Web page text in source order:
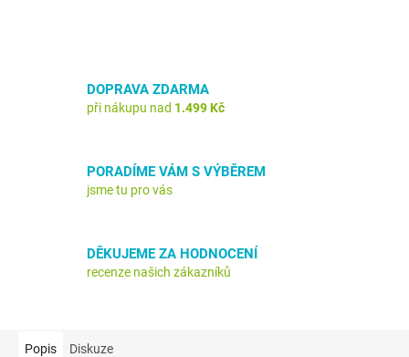
DOPRAVA ZDARMA
při nákupu nad 1.499 Kč
PORADÍME VÁM S VÝBĚREM
jsme tu pro vás
DĚKUJEME ZA HODNOCENÍ
recenze našich zákazníků
Popis Diskuze